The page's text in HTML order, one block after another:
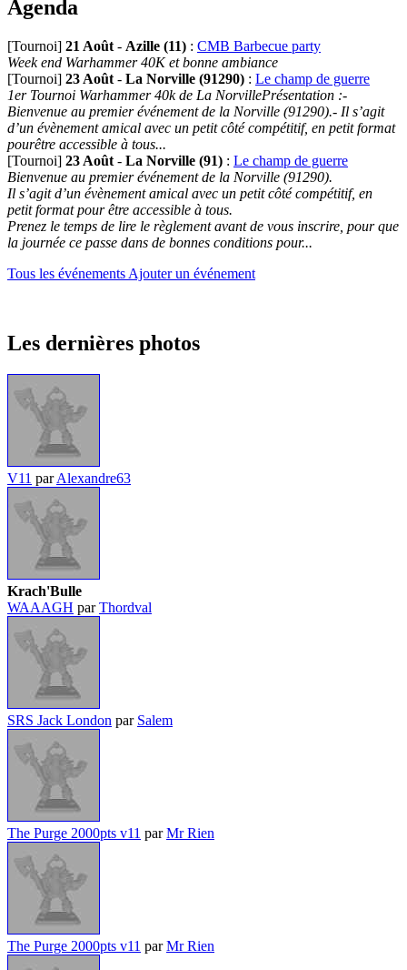
Agenda
[Tournoi] 21 Août - Azille (11) : CMB Barbecue party
Week end Warhammer 40K et bonne ambiance
[Tournoi] 23 Août - La Norville (91290) : Le champ de guerre
1er Tournoi Warhammer 40k de La NorvillePrésentation :-
Bienvenue au premier événement de la Norville (91290).- Il s’agit
d’un évènement amical avec un petit côté compétitif, en petit format
pourêtre accessible à tous...
[Tournoi] 23 Août - La Norville (91) : Le champ de guerre
Bienvenue au premier événement de la Norville (91290).
Il s’agit d’un évènement amical avec un petit côté compétitif, en
petit format pour être accessible à tous.
Prenez le temps de lire le règlement avant de vous inscrire, pour que
la journée ce passe dans de bonnes conditions pour...
Tous les événements Ajouter un événement
Les dernières photos
V11 parAlexandre63
Krach'Bulle
WAAAGH parThordval
SRS Jack London par Salem
The Purge 2000pts v11 parMr Rien
The Purge 2000pts v11 parMr Rien